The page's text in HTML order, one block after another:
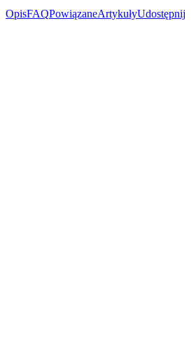
OpisFAQPowiązaneArtykułyUdostępnij